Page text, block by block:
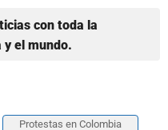
con toda la
el mundo.
Protestas en Colombia